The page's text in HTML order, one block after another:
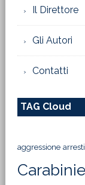
Il Direttore
Gli Autori
Contatti
TAG Cloud
aggressione arresti